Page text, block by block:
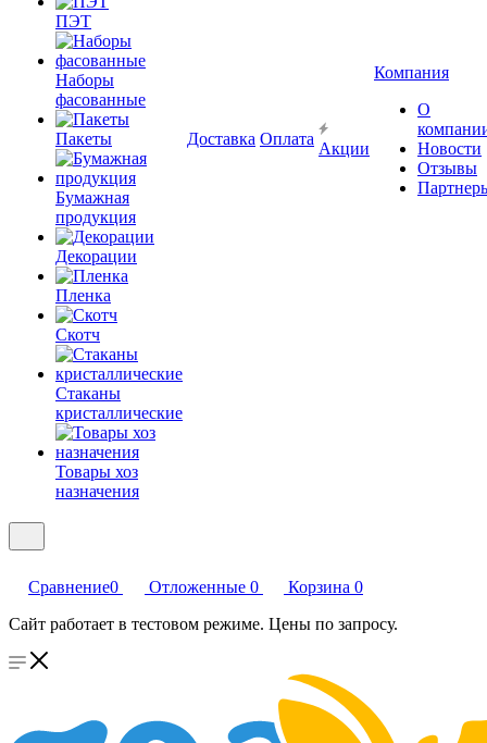
ПЭТ
Наборы
фасованные
Пакеты
Бумажная
продукция
Декорации
Пленка
Скотч
Стаканы
кристаллические
Товары хоз
назначения
Доставка Оплата
Акции
Компания
О
Новости
Отзывы
Сравнение0 Отложенные 0 Корзина 0
Сайт работает в тестовом режиме. Цены по запросу.